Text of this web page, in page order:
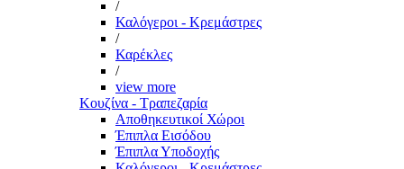
/
Καλόγεροι - Κρεμάστρες
/
Καρέκλες
/
view more
Κουζίνα - Τραπεζαρία
Αποθηκευτικοί Χώροι
Έπιπλα Εισόδου
Έπιπλα Υποδοχής